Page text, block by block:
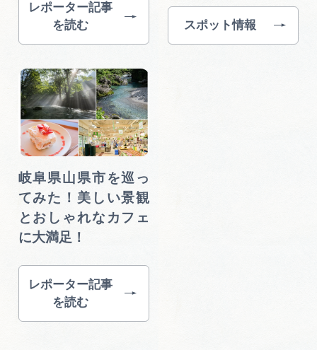
レポーター記事
を読む
スポット情報
岐阜県山県市を巡っ
てみた！美しい景観
とおしゃれなカフェ
に大満足！
レポーター記事
を読む